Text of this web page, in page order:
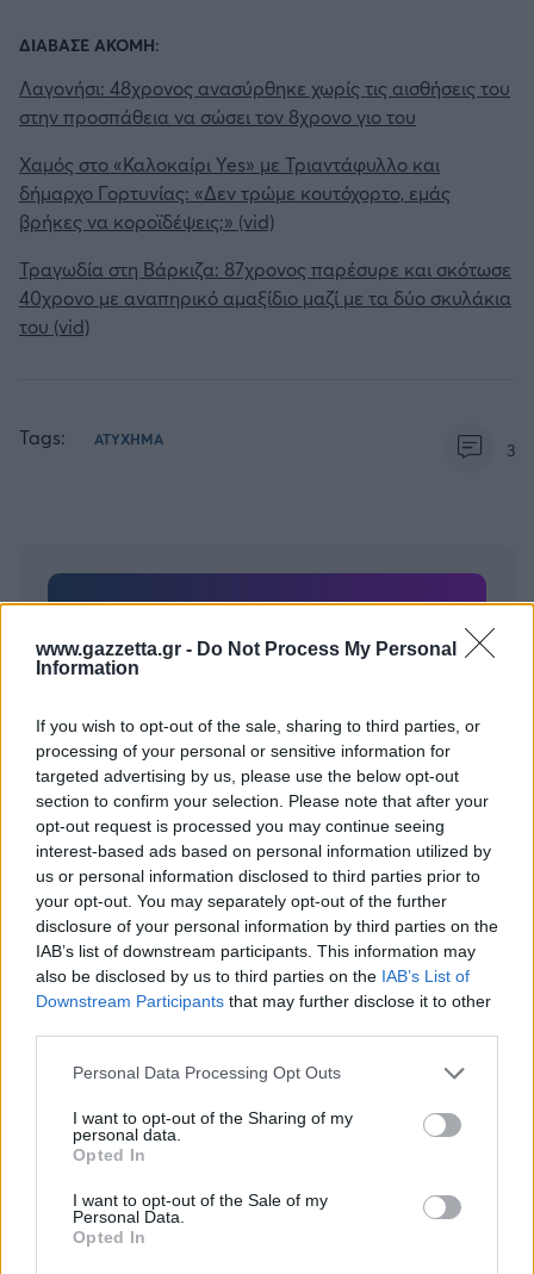
www.gazzetta.gr - Do Not Process My Personal
Information
If you wish to opt-out of the sale, sharing to third parties, or
processing of your personal or sensitive information for
targeted advertising by us, please use the below opt-out
section to confirm your selection. Please note that after your
opt-out request is processed you may continue seeing
interest-based ads based on personal information utilized by
us or personal information disclosed to third parties prior to
your opt-out. You may separately opt-out of the further
disclosure of your personal information by third parties on the
IAB’s list of downstream participants. This information may
also be disclosed by us to third parties on the IAB’s List of
Downstream Participants that may further disclose it to other
Please note that this website/app uses one or more Google
not limited to your visit or usage behaviour. You may click to
grant or deny consent to Google and its third-party tags to
use your data for below specified purposes in below Google
consent section.
Personal Data Processing Opt Outs
I want to opt-out of the Sharing of my
personal data.
Opted In
I want to opt-out of the Sale of my
Personal Data.
Opted In
ΔΙΑΒΑΣΕ ΑΚΟΜΗ:
Λαγονήσι: 48χρονος ανασύρθηκε χωρίς τις αισθήσεις του
στην προσπάθεια να σώσει τον 8χρονο γιο του
Χαμός στο «Καλοκαίρι Yes» με Τριαντάφυλλο και
δήμαρχο Γορτυνίας: «Δεν τρώμε κουτόχορτο, εμάς
βρήκες να κοροϊδέψεις;» (vid)
Τραγωδία στη Βάρκιζα: 87χρονος παρέσυρε και σκότωσε
40χρονο με αναπηρικό αμαξίδιο μαζί με τα δύο σκυλάκια
του (vid)
Tags: ΑΤΥΧΗΜΑ 3
σου πρέπει να συνδεθείς
Εγγραφή Σύνδεση
Πρόσφατα
Panagiotis Ko...
22/08/2023 - 12:59
Όλοι με την μακάκια στο στόμα ειστε
Απάντησε
0 Likes 0 Απαντήσεις
Souzi
21/08/2023 - 18:52
Μάθαμε τι φαγητό είχε η κατσαρόλα?
Απάντησε
Απαντήσεις
1337
Souzi
21/08/2023 - 19:12